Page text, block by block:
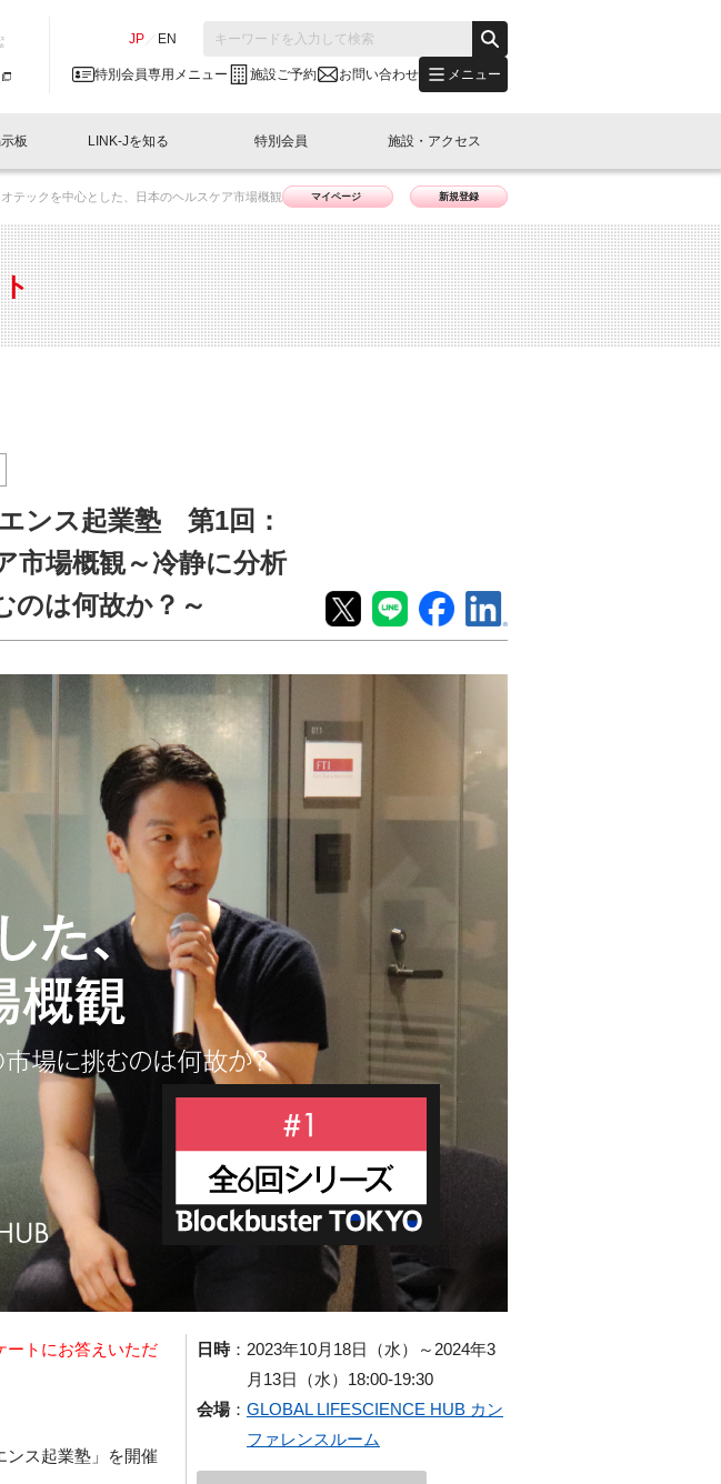
JP EN
特別会員専用メニュー 施設ご予約 お問い合わせ メニュー
ントレポート一覧
J主催・共催 特別会員開催
J協賛・協力 出展・参加
What's "LINK-BioBAY TOKYO"？
会報誌 (News Letter)
日本橋コラム
板
情報の交流掲示板一覧
プレスリリース ニュース・事業紹介
イベント
LINK-Jを知る
What’s LINK-J WEST
事業内容
GTB日本橋エリアについて
特別会員
入会申し込み
施設・アクセス
施設ご予約
テックを中心とした、日本のヘルスケア市場概観
マイページ 新規登録
ンス起業塾 第1回：
市場概観～冷静に分析
のは何故か？～
ートにお答えいただ
ンス起業塾 」を開催
日時： 2023年10月18日（水）～2024年3
月13日（水）18:00-19:30
会場： GLOBAL LIFESCIENCE HUB カン
ファレンスルーム